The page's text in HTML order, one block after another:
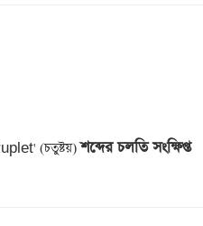
(চতুষ্টয়) শব্দের চলতি সংক্ষিপ্ত